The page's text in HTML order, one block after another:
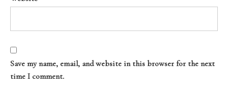
Save my name, email, and website in this browser for the next
time I comment.